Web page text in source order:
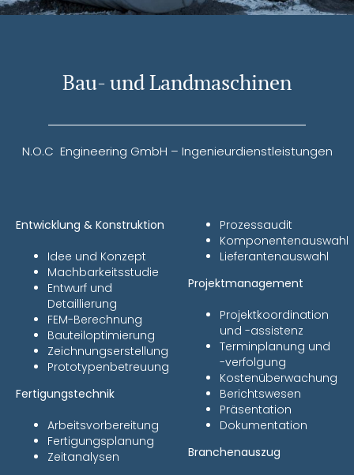
Bau- und Landmaschinen
N.O.C Engineering GmbH – Ingenieurdienstleistungen
Entwicklung & Konstruktion
Idee und Konzept
Machbarkeitsstudie
Entwurf und
Detaillierung
FEM-Berechnung
Bauteiloptimierung
Zeichnungserstellung
Prototypenbetreuung
Fertigungstechnik
Arbeitsvorbereitung
Fertigungsplanung
Zeitanalysen
Prozessaudit
Komponentenauswahl
Lieferantenauswahl
Projektmanagement
Projektkoordination
und -assistenz
Terminplanung und
-verfolgung
Kostenüberwachung
Berichtswesen
Präsentation
Dokumentation
Branchenauszug